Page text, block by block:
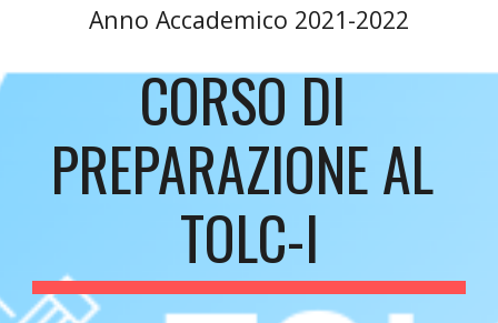
Anno Accademico 2021-2022
CORSO DI
PREPARAZIONE AL
TOLC-I